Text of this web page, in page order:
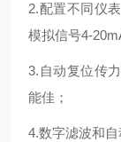
2.配置不同仪
模拟信号4-
3.自动复位传
能佳；
4.数字滤波和